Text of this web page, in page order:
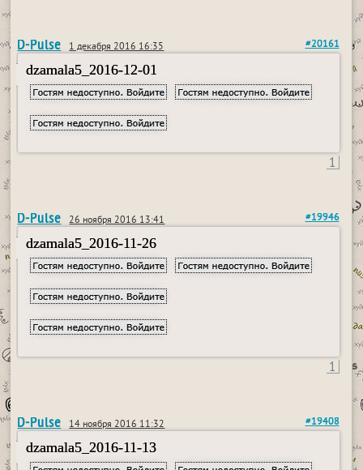
D-Pulse 1 декабря 2016 16:35 #20161
dzamala5_2016-12-01
1
D-Pulse 26 ноября 2016 13:41 #19946
dzamala5_2016-11-26
1
D-Pulse 14 ноября 2016 11:32 #19408
dzamala5_2016-11-13